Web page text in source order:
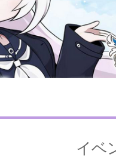
イベ